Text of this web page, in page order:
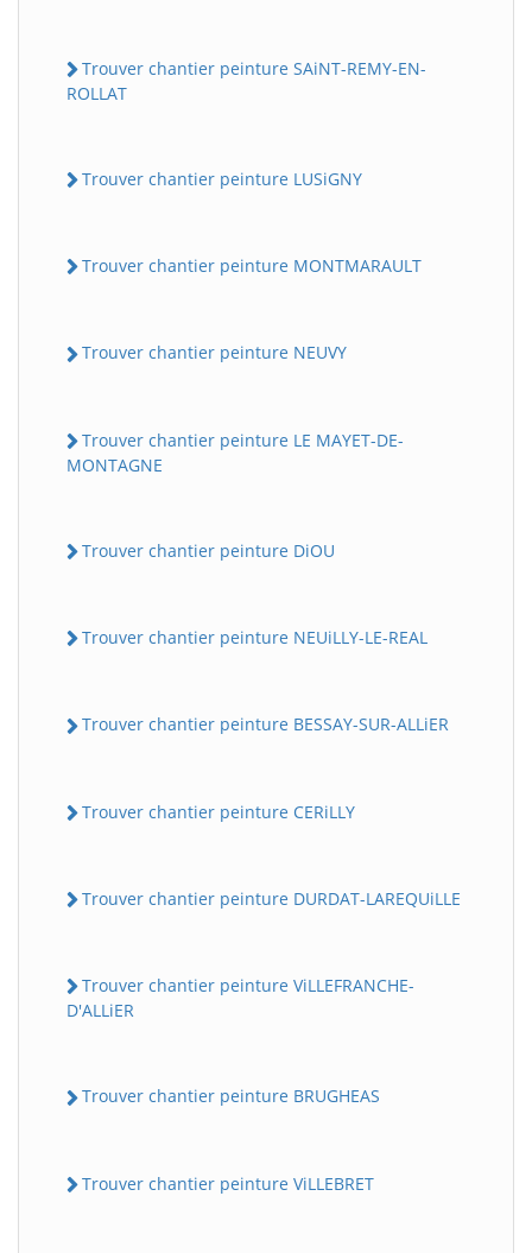
Trouver chantier peinture SAiNT-REMY-EN-
ROLLAT
Trouver chantier peinture LUSiGNY
Trouver chantier peinture MONTMARAULT
Trouver chantier peinture NEUVY
Trouver chantier peinture LE MAYET-DE-
MONTAGNE
Trouver chantier peinture DiOU
Trouver chantier peinture NEUiLLY-LE-REAL
Trouver chantier peinture BESSAY-SUR-ALLiER
Trouver chantier peinture CERiLLY
Trouver chantier peinture DURDAT-LAREQUiLLE
Trouver chantier peinture ViLLEFRANCHE-
D'ALLiER
Trouver chantier peinture BRUGHEAS
Trouver chantier peinture ViLLEBRET